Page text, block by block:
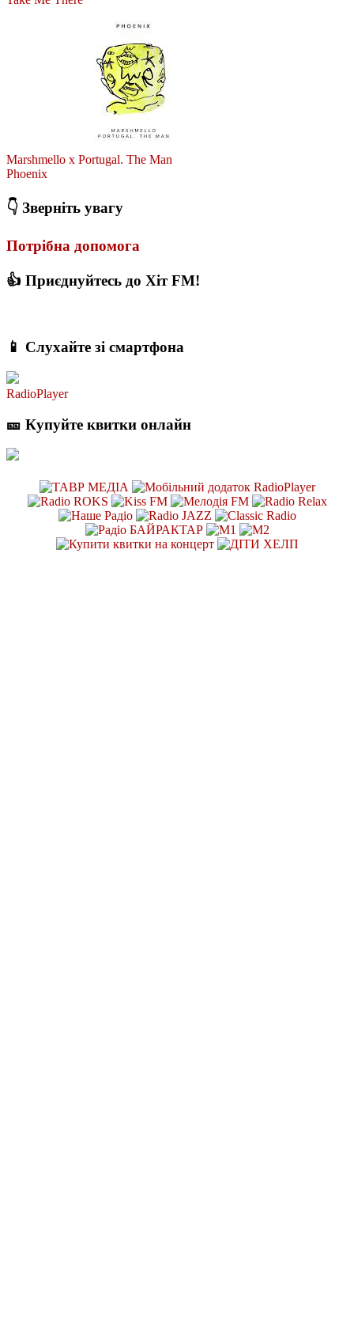
Marshmello x Portugal. The Man
Phoenix
👇 Зверніть увагу
Потрібна допомога
👍 Приєднуйтесь до Хіт FM!
📱 Слухайте зі смартфона
RadioPlayer
🎫 Купуйте квитки онлайн